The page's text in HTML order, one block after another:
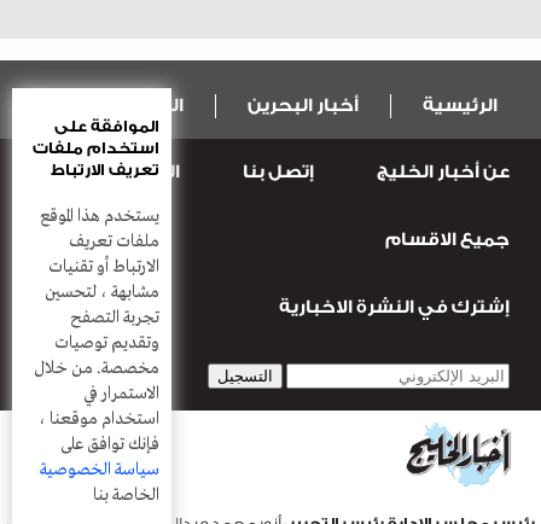
الرئيسية أخبار البحرين المال و الاقتصاد
عربية ودولية الرياضة
قضـايــا وحـــوادث أعمدة
عن أخبار الخليج إتصل بنا المطبعة
جميع الاقسام
إشترك في النشرة الاخبارية
الموافقة على
استخدام ملفات
تعريف الارتباط
يستخدم هذا الموقع
ملفات تعريف
الارتباط أو تقنيات
مشابهة ، لتحسين
تجربة التصفح
وتقديم توصيات
مخصصة. من خلال
الاستمرار في
استخدام موقعنا ،
فإنك توافق على
سياسة الخصوصية
الخاصة بنا